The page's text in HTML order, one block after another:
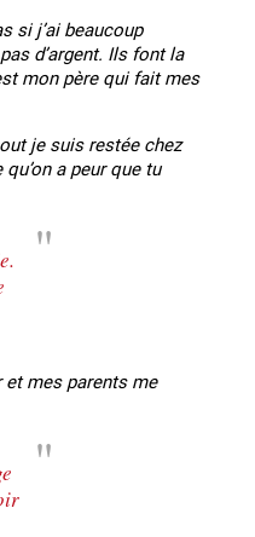
si j’ai beaucoup
d’argent. Ils font la
mon père qui fait mes
je suis restée chez
a peur que tu
et mes parents me